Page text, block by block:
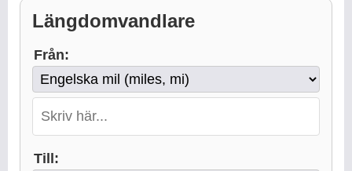
Längdomvandlare
Från:
Till: